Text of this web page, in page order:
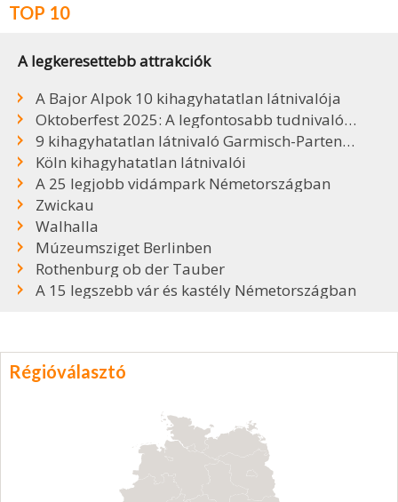
TOP 10
A legkeresettebb attrakciók
A Bajor Alpok 10 kihagyhatatlan látnivalója
Oktoberfest 2025: A legfontosabb tudnivalók, sörök, árak
9 kihagyhatatlan látnivaló Garmisch-Partenkirchenben
Köln kihagyhatatlan látnivalói
A 25 legjobb vidámpark Németországban
Zwickau
Walhalla
Múzeumsziget Berlinben
Rothenburg ob der Tauber
A 15 legszebb vár és kastély Németországban
Régióválasztó